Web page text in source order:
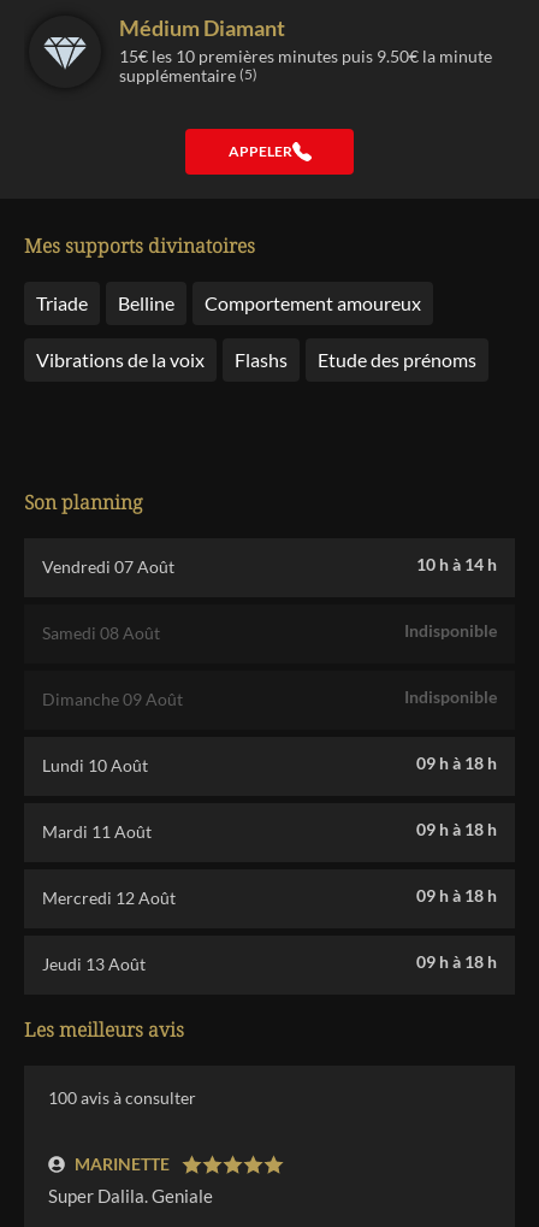
Médium Diamant
15€ les 10 premières minutes puis 9.50€ la minute
supplémentaire (5)
APPELER
Mes supports divinatoires
Triade Belline Comportement amoureux
Vibrations de la voix Flashs Etude des prénoms
Son planning
Vendredi 07 Août 10 hà 14 h
Samedi 08 Août Indisponible
Dimanche 09 Août Indisponible
Lundi 10 Août 09 hà 18 h
Mardi 11 Août 09 hà 18 h
Mercredi 12 Août 09 hà 18 h
Jeudi 13 Août 09 hà 18 h
Les meilleurs avis
100avis à consulter
MARINETTE
Super Dalila. Geniale